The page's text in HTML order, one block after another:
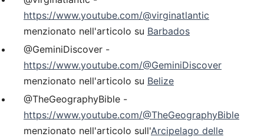
https://www.youtube.com/@virginatlantic
menzionato nell'articolo su Barbados
@GeminiDiscover -
https://www.youtube.com/@GeminiDiscover
menzionato nell'articolo su Belize
@TheGeographyBible -
https://www.youtube.com/@TheGeographyBible
menzionato nell'articolo sull'Arcipelago delle